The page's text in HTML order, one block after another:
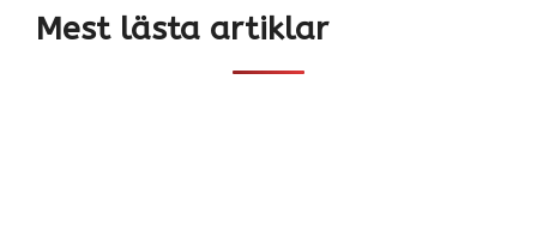
Mest lästa artiklar